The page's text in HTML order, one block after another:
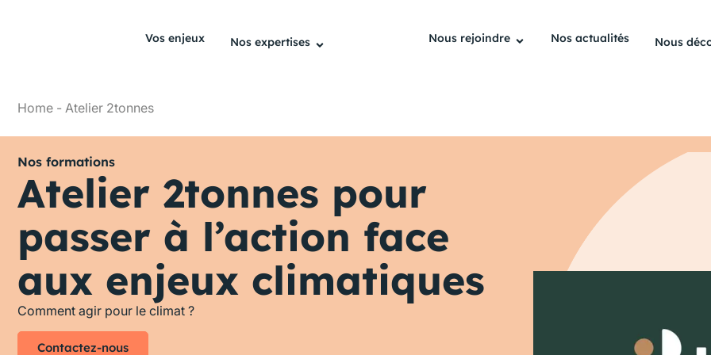
Vos enjeux Nos expertises Nous rejoindre Nos actualités Nous
Home - Atelier 2tonnes
Nos formations
Atelier 2tonnes pour
passer à l’action face
aux enjeux climatiques
Comment agir pour le climat ?
Contactez-nous